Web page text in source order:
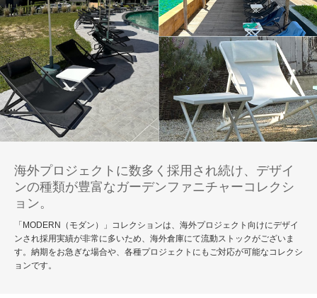
海外プロジェクトに数多く採用され続け、デザイ
ンの種類が豊富なガーデンファニチャーコレクシ
ョン。
「MODERN（モダン）」コレクションは、海外プロジェクト向けにデザイ
ンされ採用実績が非常に多いため、海外倉庫にて流動ストックがございま
す。納期をお急ぎな場合や、各種プロジェクトにもご対応が可能なコレクシ
ョンです。